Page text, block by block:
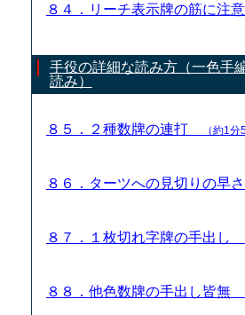
８４．リーチ表示牌の筋に注
手役の詳細な読み方（一色手
読み）
８５．２種数牌の連打 （約1分
８６．ターツへの見切りの早
８７．１枚切れ字牌の手出し
８８．他色数牌の手出し皆無